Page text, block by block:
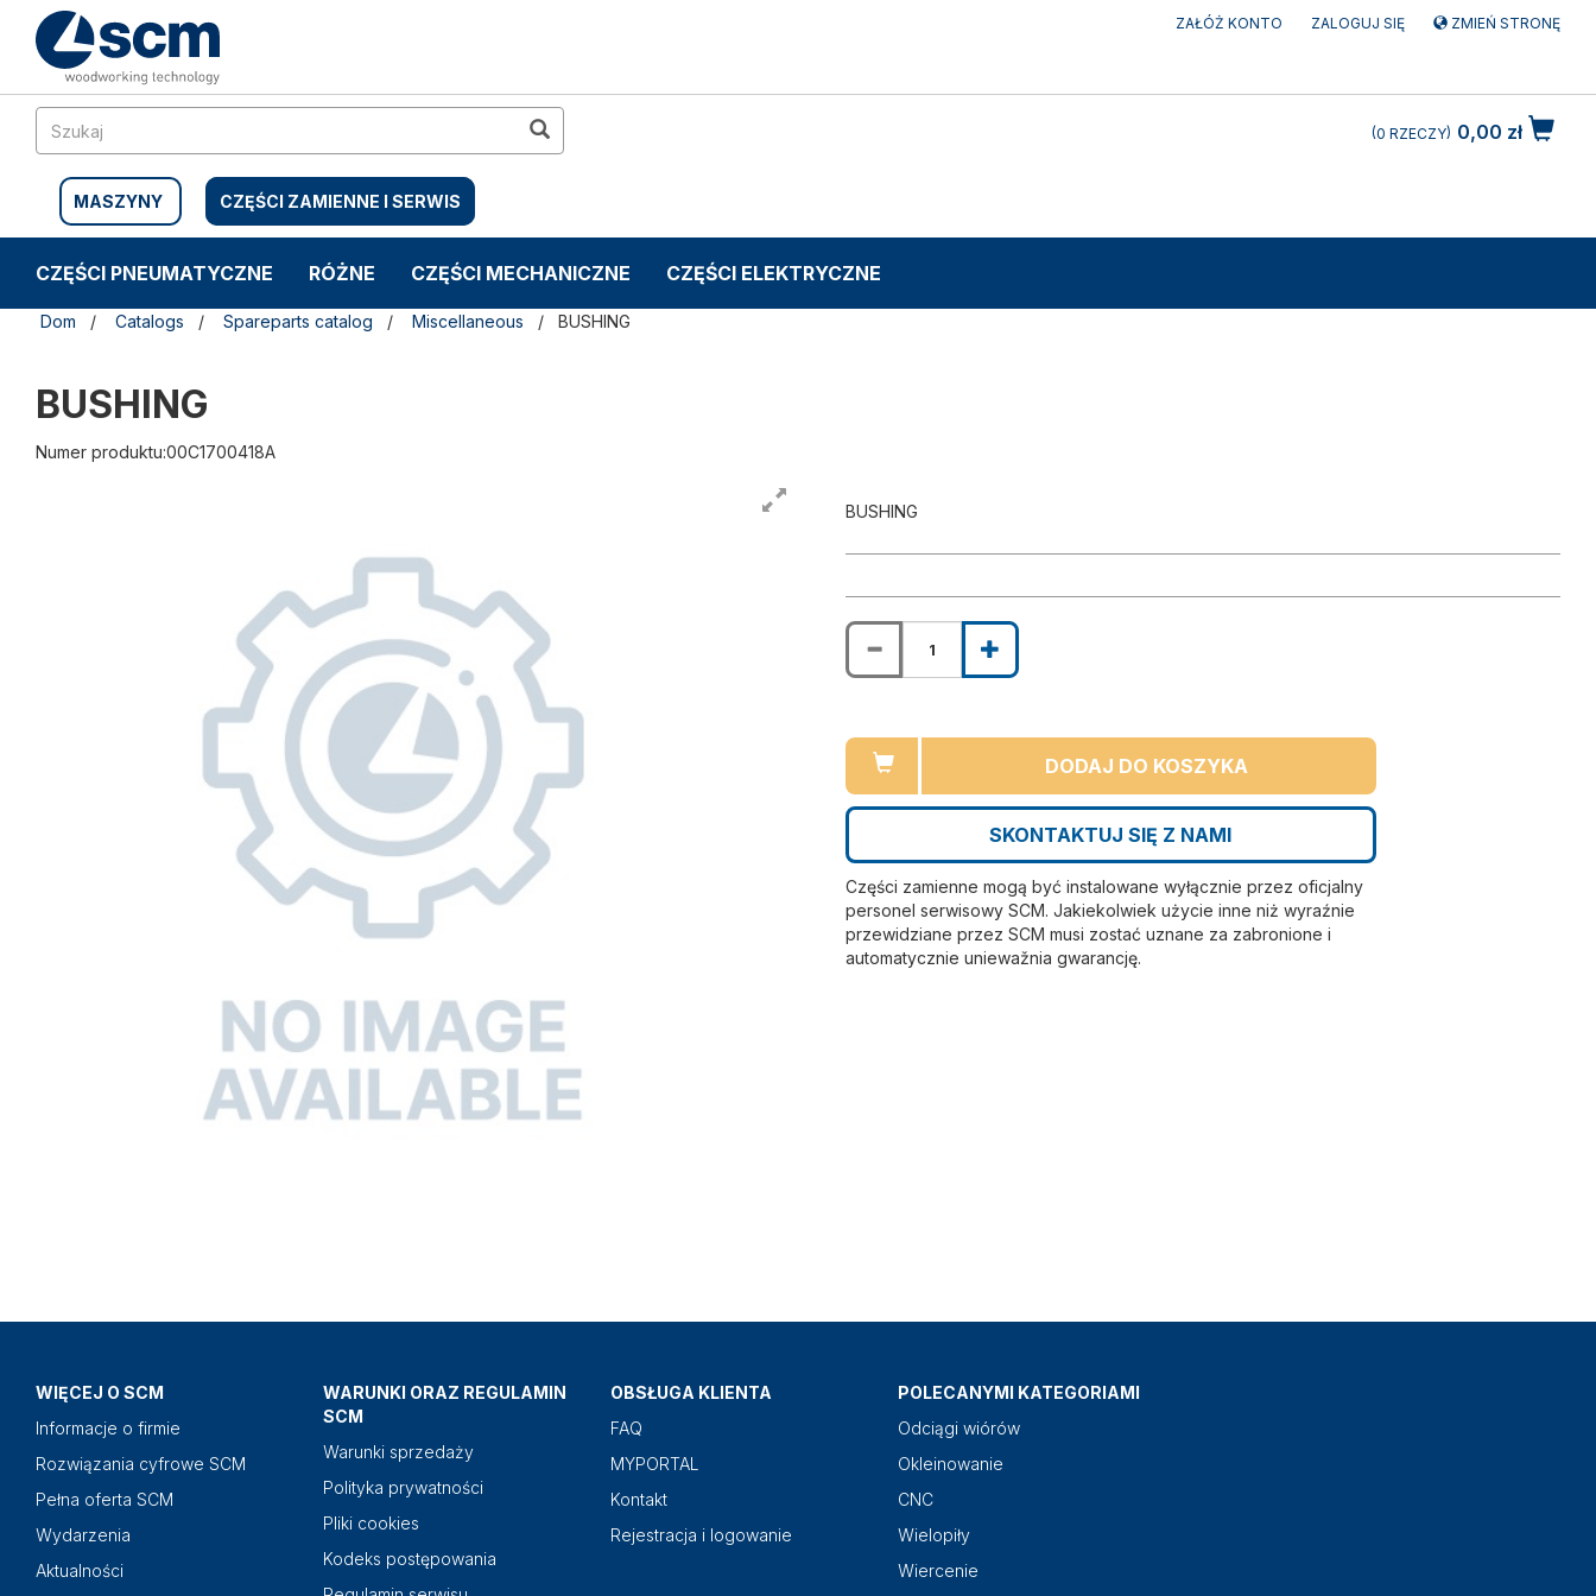
Przejdź
treści
Przejdź
menu
nawigacyjnego
ZAŁÓŻ KONTO ZALOGUJ SIĘ ZMIEŃ STRONĘ
MASZYNY CZĘŚCI ZAMIENNE I SERWIS
0,00 zł
0 RZECZY
CZĘŚCI PNEUMATYCZNE RÓŻNE CZĘŚCI MECHANICZNE CZĘŚCI ELEKTRYCZNE
Dom Catalogs Spareparts catalog Miscellaneous BUSHING
BUSHING
Numer produktu:00C1700418A
BUSHING
DODAJ DO KOSZYKA
SKONTAKTUJ SIĘ Z NAMI
Części zamienne mogą być instalowane wyłącznie przez oficjalny
personel serwisowy SCM. Jakiekolwiek użycie inne niż wyraźnie
przewidziane przez SCM musi zostać uznane za zabronione i
automatycznie uniewažnia gwarancję.
WIĘCEJ O SCM
Informacje o firmie
Rozwiązania cyfrowe SCM
Pełna oferta SCM
Wydarzenia
Aktualności
WARUNKI ORAZ REGULAMIN
SCM
Warunki sprzedaży
Polityka prywatności
Pliki cookies
Kodeks postępowania
OBSŁUGA KLIENTA
FAQ
MYPORTAL
Kontakt
Rejestracja i logowanie
POLECANYMI KATEGORIAMI
Odciągi wiórów
Okleinowanie
CNC
Wielopiły
Wiercenie